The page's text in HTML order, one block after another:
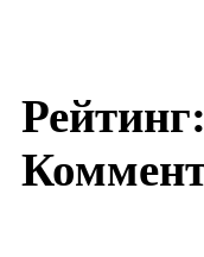
Рейтинг: